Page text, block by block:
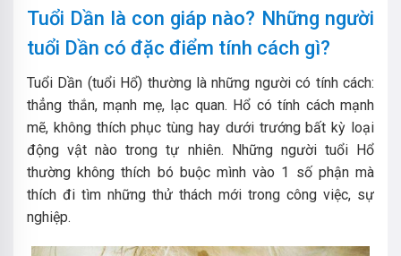
Tuổi Dần là con giáp nào? Những người
tuổi Dần có đặc điểm tính cách gì?
Tuổi Dần (tuổi Hổ) thường là những người có tính cách:
thẳng thắn, mạnh mẹ, lạc quan. Hổ có tính cách mạnh
mẽ, không thích phục tùng hay dưới trướng bất kỳ loại
động vật nào trong tự nhiên. Những người tuổi Hổ
thường không thích bó buộc mình vào 1 số phận mà
thích đi tìm những thử thách mới trong công việc, sự
nghiệp.